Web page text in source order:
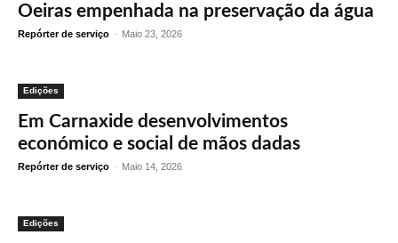
Oeiras empenhada na preservação da água
Repórter de serviço - Maio 23, 2026
Edições
Em Carnaxide desenvolvimentos
económico e social de mãos dadas
Repórter de serviço - Maio 14, 2026
Edições